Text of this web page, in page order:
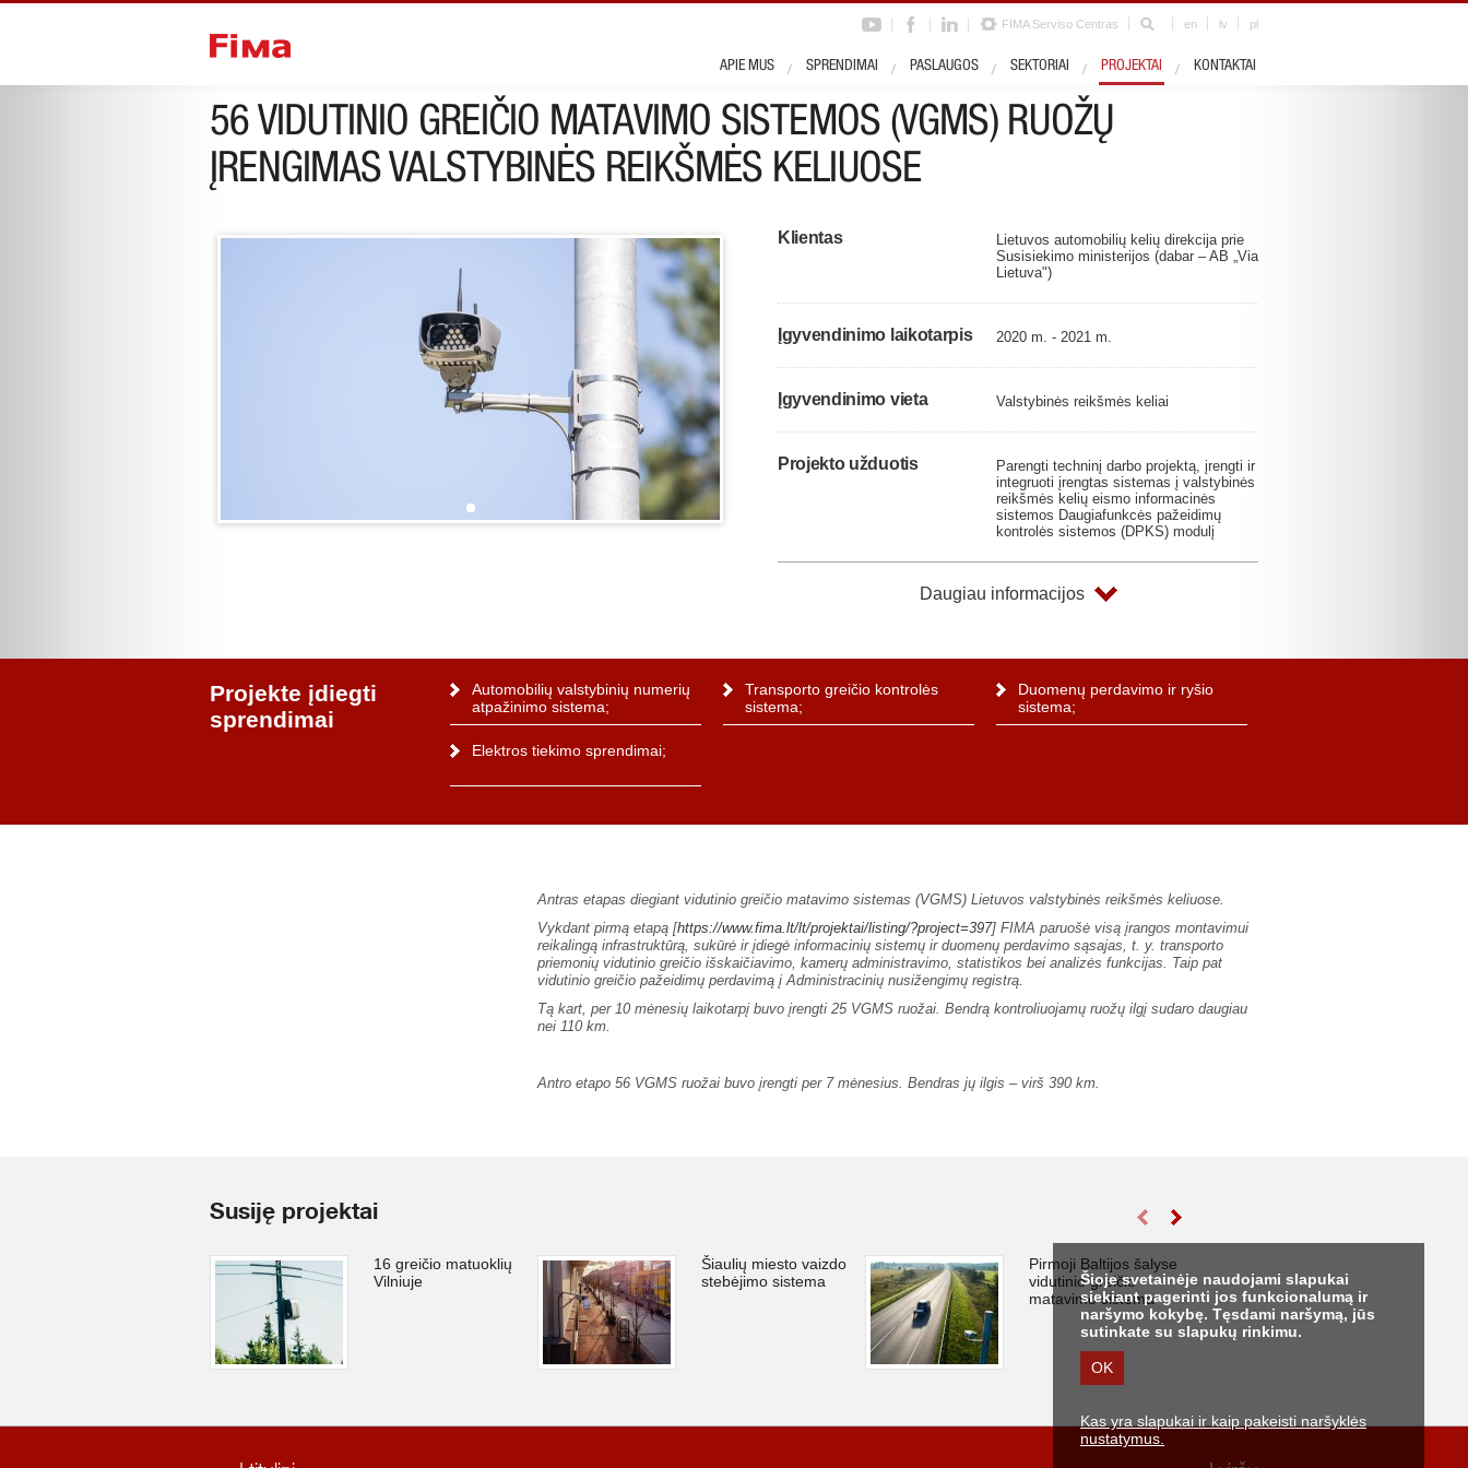
Šioje svetainėje naudojami slapukai
siekiant pagerinti jos funkcionalumą ir
naršymo kokybę. Tęsdami naršymą, jūs
sutinkate su slapukų rinkimu.
OK
Kas yra slapukai ir kaip pakeisti naršyklės
nustatymus.
FIMA Serviso Centras en lv pl
APIE MUS SPRENDIMAI PASLAUGOS SEKTORIAI PROJEKTAI KONTAKTAI
Sektorius Kelių infrastruktūra
ankstesnis projektas
56 VIDUTINIO GREIČIO MATAVIMO SISTEMOS (VGMS) RUOŽŲ
ĮRENGIMAS VALSTYBINĖS REIKŠMĖS KELIUOSE
Klientas
Lietuvos automobilių kelių direkcija prie
Susisiekimo ministerijos (dabar – AB „Via
Lietuva")
Įgyvendinimo laikotarpis 2020 m. - 2021 m.
Įgyvendinimo vieta Valstybinės reikšmės keliai
Projekto užduotis
Parengti techninį darbo projektą, įrengti ir
integruoti įrengtas sistemas į valstybinės
reikšmės kelių eismo informacinės
sistemos Daugiafunkcės pažeidimų
kontrolės sistemos (DPKS) modulį
Daugiau informacijos
Projekte įdiegti
sprendimai
Automobilių valstybinių numerių
atpažinimo sistema;
Transporto greičio kontrolės
sistema;
Duomenų perdavimo ir ryšio
sistema;
Elektros tiekimo sprendimai;
Antras etapas diegiant vidutinio greičio matavimo sistemas (VGMS) Lietuvos valstybinės reikšmės keliuose.
Vykdant pirmą etapą [https://www.fima.lt/lt/projektai/listing/?project=397] FIMA paruošė visą įrangos montavimui
reikalingą infrastruktūrą, sukūrė ir įdiegė informacinių sistemų ir duomenų perdavimo sąsajas, t. y. transporto
priemonių vidutinio greičio išskaičiavimo, kamerų administravimo, statistikos bei analizės funkcijas. Taip pat
vidutinio greičio pažeidimų perdavimą į Administracinių nusižengimų registrą.
Tą kart, per 10 mėnesių laikotarpį buvo įrengti 25 VGMS ruožai. Bendrą kontroliuojamų ruožų ilgį sudaro daugiau
nei 110 km.
Antro etapo 56 VGMS ruožai buvo įrengti per 7 mėnesius. Bendras jų ilgis – virš 390 km.
Susiję projektai
16 greičio matuoklių
Vilniuje
Šiaulių miesto vaizdo
stebėjimo sistema
Pirmoji Baltijos šalyse
vidutinio greičio
matavimo sistema
Panevėžio